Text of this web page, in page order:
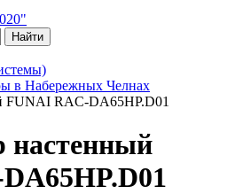
в Набережных Челнах
FUNAI RAC-DA65HP.D01
настенный